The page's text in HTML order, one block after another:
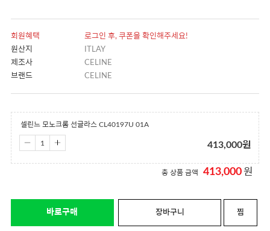
회원혜택
로그인 후, 쿠폰을 확인해주세요!
원산지
ITLAY
제조사
CELINE
브랜드
CELINE
셀린느 모노크롬 선글라스 CL40197U 01A
413,000원
총 상품 금액 413,000 원
바로구매 장바구니 찜